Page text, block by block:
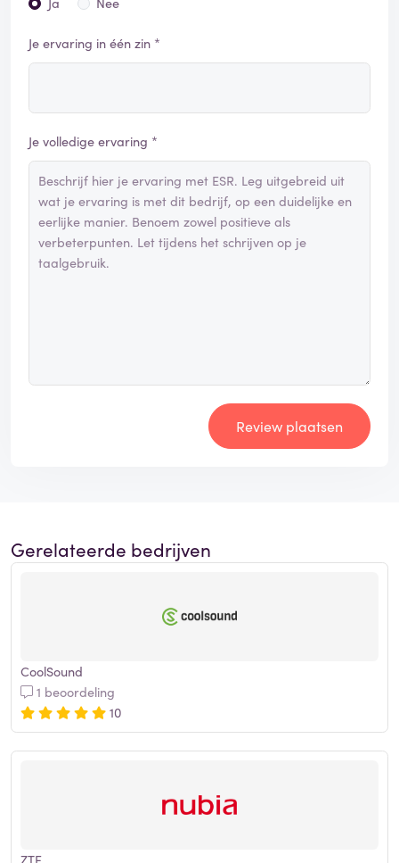
Je ervaring in één zin *
Je volledige ervaring *
Review plaatsen
Gerelateerde bedrijven
CoolSound
1 beoordeling
10